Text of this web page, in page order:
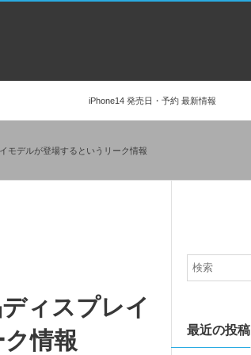
iPhone14 発売日・予約 最新情報
モデルが登場するというリーク情報
ィスプレイ
情報
最近の投稿